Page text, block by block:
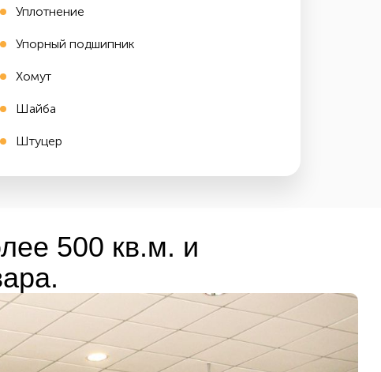
Уплотнение
Упорный подшипник
Хомут
Шайба
Штуцер
500 кв.м. и